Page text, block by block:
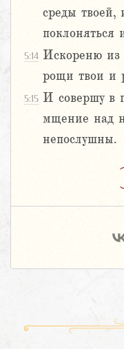
среды твоей,
поклоняться
5:14 Искореню из
рощи твои и
5:15 И совершу в
мщение над
непослушны.